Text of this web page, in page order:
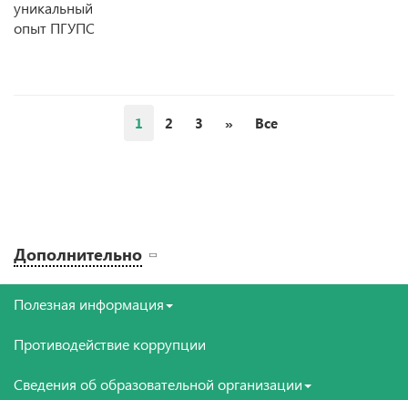
1 2 3 » Все
Дополнительно
Полезная информация
Противодействие коррупции
Сведения об образовательной организации